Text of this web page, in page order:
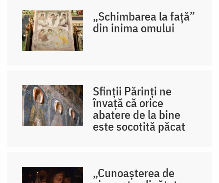
„Schimbarea la față”
din inima omului
Sfinții Părinți ne
învață că orice
abatere de la bine
este socotită păcat
„Cunoașterea de